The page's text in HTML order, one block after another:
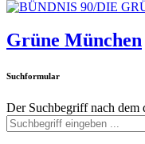
Grüne München
Suchformular
Der Suchbegriff nach dem